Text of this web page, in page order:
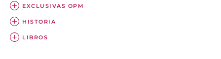
EXCLUSIVAS OPM
HISTORIA
LIBROS